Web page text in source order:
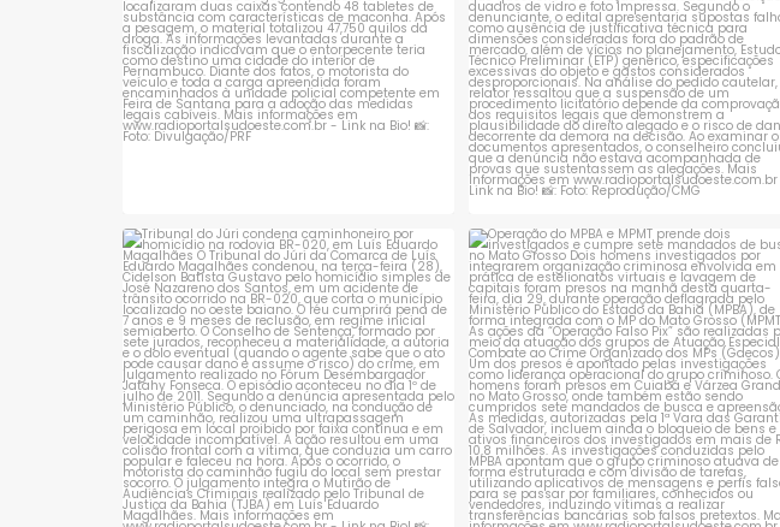
Tribunal do Júri condena caminhoneiro
por...
1 0
Operação do MPBA e MPMT prende dois
investigados e...
1 0